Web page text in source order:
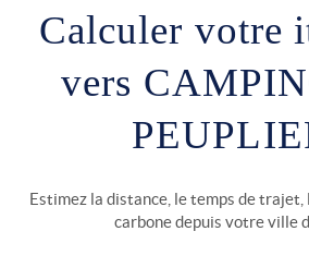
Calculer votre
vers
Estimez la distance, le temps de
carbone depuis votre ville